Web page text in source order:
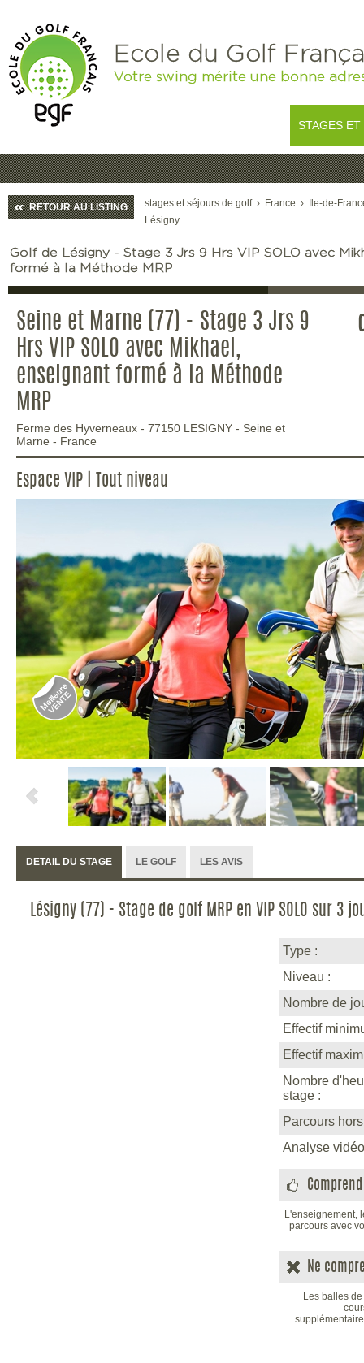
Ecole du Golf
Votre swing mérite une bonne
STAGES
RETOUR AU LISTING stages et séjours de golf › France ›
Ile-de-
Lésigny
Golf de Lésigny - Stage 3 Jrs 9 Hrs VIP SOLO avec
formé à la Méthode MRP
Seine et Marne (77) - Stage 3 Jrs 9
Hrs VIP SOLO avec Mikhael,
enseignant formé à la Méthode
MRP
Ferme des Hyverneaux - 77150 LESIGNY - Seine et
Marne - France
Espace VIP | Tout niveau
DETAIL DU STAGE LE GOLF LES AVIS
Lésigny (77) - Stage de golf MRP en VIP SOLO sur 3
Type :
Niveau :
Nombre de
Effectif
Effectif
Nombre
stage :
Parcours
Analyse
L'enseignement,
parcours avec
Ne
Les balles